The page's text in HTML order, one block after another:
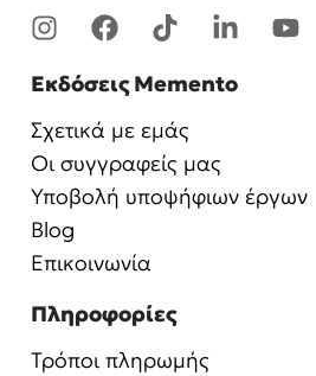
Εκδόσεις Memento
Σχετικά με εμάς
Οι συγγραφείς μας
Υποβολή υποψήφιων έργων
Blog
Επικοινωνία
Πληροφορίες
Τρόποι πληρωμής